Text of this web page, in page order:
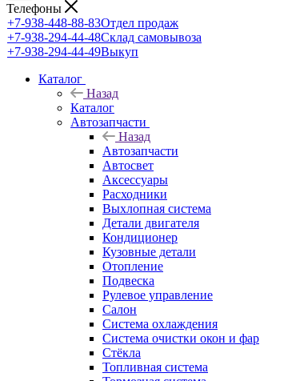
Телефоны
+7-938-448-88-83Отдел продаж
+7-938-294-44-48Склад самовывоза
+7-938-294-44-49Выкуп
Каталог
Назад
Каталог
Автозапчасти
Назад
Автозапчасти
Автосвет
Аксессуары
Расходники
Выхлопная система
Детали двигателя
Кондиционер
Кузовные детали
Отопление
Подвеска
Рулевое управление
Салон
Система охлаждения
Система очистки окон и фар
Стёкла
Топливная система